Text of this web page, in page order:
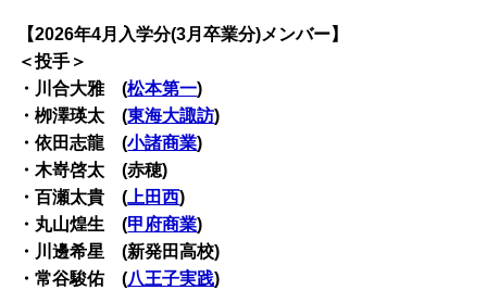
【2026年4月入学分(3月卒業分)メンバー】
＜投手＞
・川合大雅 (松本第一)
・栁澤瑛太 (東海大諏訪)
・依田志龍 (小諸商業)
・木嵜啓太 (赤穂)
・百瀬太貴 ( 上田西)
・丸山煌生 (甲府商業)
・川邊希星 (新発田高校)
・常谷駿佑 (八王子実践)